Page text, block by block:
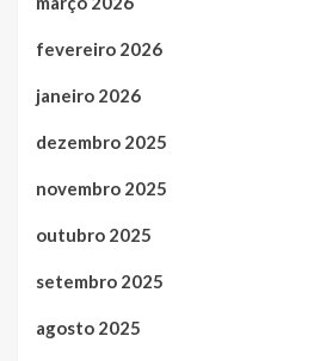
fevereiro 2026
janeiro 2026
dezembro 2025
novembro 2025
outubro 2025
setembro 2025
agosto 2025